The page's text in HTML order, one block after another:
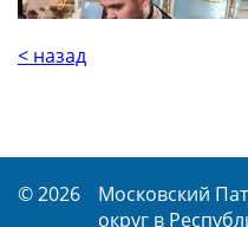
< назад
© 2026
Московский
округ в